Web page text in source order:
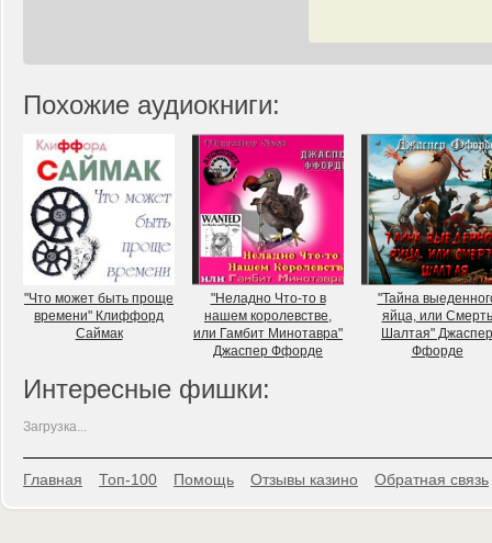
Похожие аудиокниги:
"Что может быть проще
времени" Клиффорд
Саймак
"Неладно Что-то в
нашем королевстве,
или Гамбит Минотавра"
Джаспер Ффорде
"Тайна
яйца, или Смерть
Шалтая" Джаспер
Ффорде
Интересные фишки:
Загрузка...
Главная Топ-100 Помощь Отзывы казино Обратная связь